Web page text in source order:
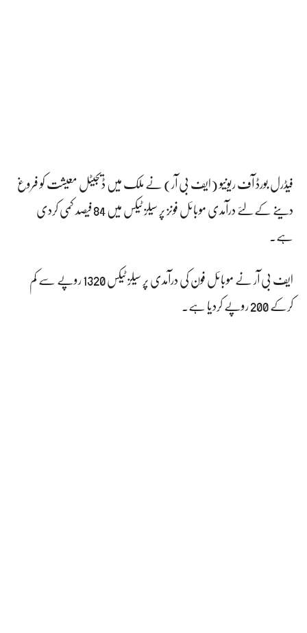
فیڈرل بورڈ آف ریونیو (ایف بی آر) نے ملک میں ڈیجیٹل معیشت کو فروغ
دینے کے لئے درآمدی موبائل فونز پر سیلز ٹیکس میں 84 فیصد کمی کردی
ہے۔
ایف بی آر نے موبائل فون کی درآمدی پر سیلز ٹیکس 1320 روپے سے کم
کرکے 200 روپے کردیا ہے۔